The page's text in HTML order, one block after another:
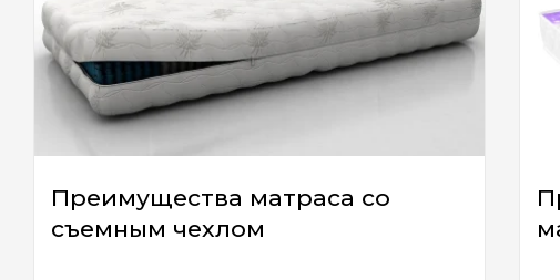
Преимущества матраса со
съемным чехлом